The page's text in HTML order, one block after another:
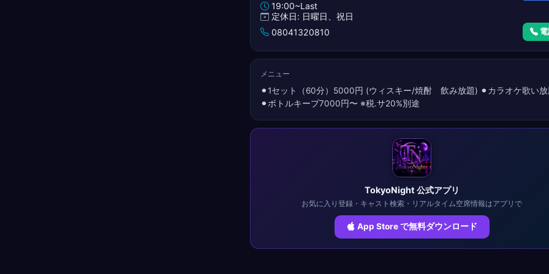
19:00~Last
定休日: 日曜日、祝日
08041320810
メニュー
⚫︎1セット（60分）5000円 (ウィスキー/焼酎 飲み放題) ⚫︎カラオケ歌い
⚫︎ボトルキープ7000円〜 ※税.サ20%別途
TokyoNight 公式アプリ
お気に入り登録・キャスト検索・リアルタイム空席情報はアプリで
App Store で無料ダウンロード